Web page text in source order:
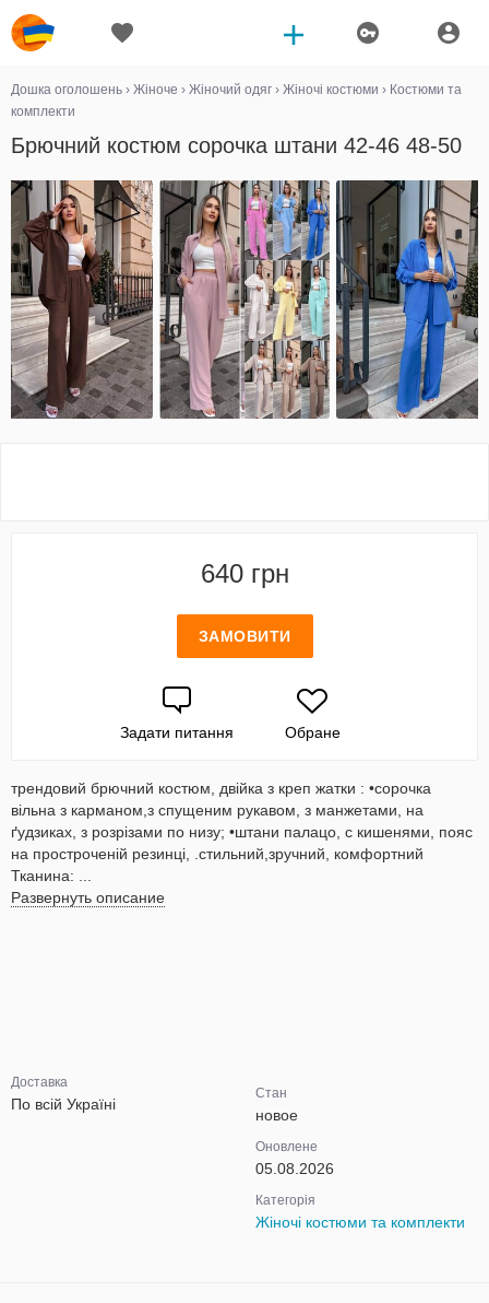
Дошка оголошень › Жіноче › Жіночий одяг › Жіночі костюми › Костюми та
комплекти
Брючний костюм сорочка штани 42-46 48-50
640 грн
ЗАМОВИТИ
Задати питання Обране
трендовий брючний костюм, двійка з креп жатки : •сорочка
вільна з карманом,з спущеним рукавом, з манжетами, на
ґудзиках, з розрізами по низу; •штани палацо, с кишенями, пояс
на простроченій резинці, .стильний,зручний, комфортний
Тканина: ...
Развернуть описание
Доставка
По всій Україні
Стан
новое
Оновлене
05.08.2026
Категорія
Жіночі костюми та комплекти